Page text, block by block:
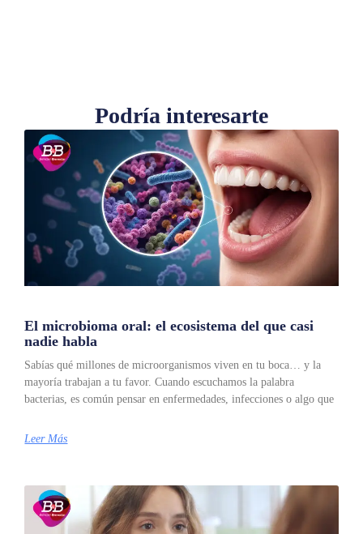
Podría interesarte
El microbioma oral: el ecosistema del que casi
nadie habla
Sabías qué millones de microorganismos viven en tu boca… y la
mayoría trabajan a tu favor. Cuando escuchamos la palabra
bacterias, es común pensar en enfermedades, infecciones o algo que
Leer Más